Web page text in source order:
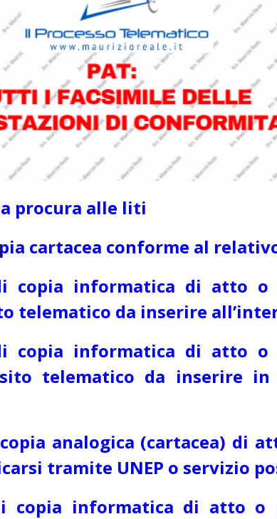
procura alle liti
cartacea conforme al
copia informatica di atto o
telematico da inserire
copia informatica di atto o
telematico da inserire
analogica (cartacea) di
tramite UNEP o servizio
copia informatica di atto o